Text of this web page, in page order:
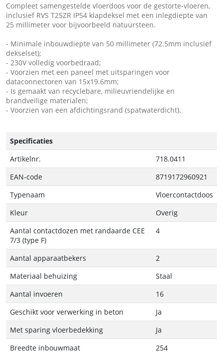
Compleet samengestelde vloerdoos voor de gestorte-vloeren,
inclusief RVS T25ZR IP54 klapdeksel met een inlegdiepte van
25 millimeter voor bijvoorbeeld natuursteen.
- Minimale inbouwdiepte van 50 millimeter (72.5mm inclusief
dekselset);
- 230V volledig voorbedraad;
- Voorzien met een paneel met uitsparingen voor
dataconnectoren van 15x19.6mm;
- Is gemaakt van recyclebare, milieuvriendelijke en
brandveilige materialen;
- Voorzien van een afdichtingsrand (spatwaterdicht).
Specificaties
Artikelnr.
718.0411
EAN-code
8719172960921
Typenaam
Vloercontactdoos
Kleur
Overig
Aantal contactdozen met randaarde CEE
7/3 (type F)
4
Aantal apparaatbekers
2
Materiaal behuizing
Staal
Aantal invoeren
16
Geschikt voor verwerking in beton
Ja
Met sparing vloerbedekking
Ja
Breedte inbouwmaat
254